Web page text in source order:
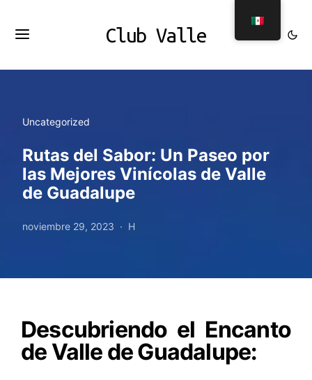
Club Valle
Uncategorized
Rutas del Sabor: Un Paseo por
las Mejores Vinícolas de Valle
de Guadalupe
noviembre 29, 2023 H
Descubriendo el Encanto
de Valle de Guadalupe: